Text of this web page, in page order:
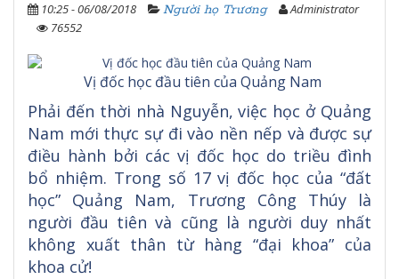
10:25 - 06/08/2018 Người họ Trương
Administrator
76552
Vị đốc học đầu tiên của Quảng Nam
Phải đến thời nhà Nguyễn, việc học ở Quảng
Nam mới thực sự đi vào nền nếp và được sự
điều hành bởi các vị đốc học do triều đình
bổ nhiệm. Trong số 17 vị đốc học của “đất
học” Quảng Nam, Trương Công Thúy là
người đầu tiên và cũng là người duy nhất
không xuất thân từ hàng “đại khoa” của
khoa cử!